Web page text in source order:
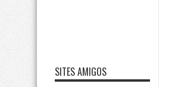
SITES AMIGOS